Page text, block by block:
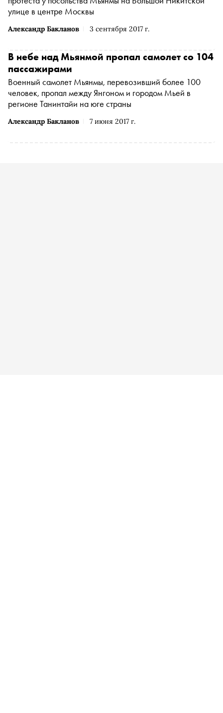
Александр Бакланов 3 сентября 2017 г.
улице в центре Москвы
Александр Бакланов 7 июня 2017 г.
В небе над Мьянмой пропал самолет со 104
пассажирами
Военный самолет Мьянмы, перевозивший более 100
человек, пропал между Янгоном и городом Мьей в
регионе Танинтайи на юге страны